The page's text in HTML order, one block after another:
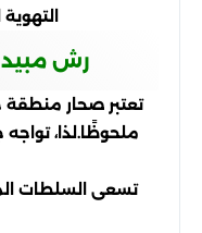
رش
تعتبر صحار منطقة
ملحوظًا.لذا،
تسعى السلطات